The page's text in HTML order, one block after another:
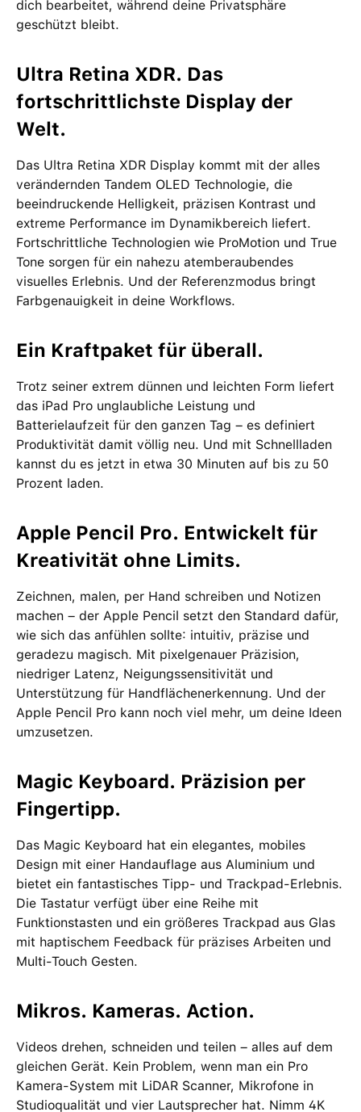
dich bearbeitet, während deine Privatsphäre
geschützt bleibt.
Ultra Retina XDR. Das
fortschrittlichste Display der
Welt.
Das Ultra Retina XDR Display kommt mit der alles
verändernden Tandem OLED Technologie, die
beeindruckende Helligkeit, präzisen Kontrast und
extreme Performance im Dynamikbereich liefert.
Fortschrittliche Technologien wie ProMotion und True
Tone sorgen für ein nahezu atemberaubendes
visuelles Erlebnis. Und der Referenzmodus bringt
Farbgenauigkeit in deine Workflows.
Ein Kraftpaket für überall.
Trotz seiner extrem dünnen und leichten Form liefert
das iPad Pro unglaubliche Leistung und
Batterielaufzeit für den ganzen Tag – es definiert
Produktivität damit völlig neu. Und mit Schnellladen
kannst du es jetzt in etwa 30 Minuten auf bis zu 50
Prozent laden.
Apple Pencil Pro. Entwickelt für
Kreativität ohne Limits.
Zeichnen, malen, per Hand schreiben und Notizen
machen – der Apple Pencil setzt den Standard dafür,
wie sich das anfühlen sollte: intuitiv, präzise und
geradezu magisch. Mit pixelgenauer Präzision,
niedriger Latenz, Neigungssensitivität und
Unterstützung für Handflächenerkennung. Und der
Apple Pencil Pro kann noch viel mehr, um deine Ideen
umzusetzen.
Magic Keyboard. Präzision per
Fingertipp.
Das Magic Keyboard hat ein elegantes, mobiles
Design mit einer Handauflage aus Aluminium und
bietet ein fantastisches Tipp- und Trackpad-Erlebnis.
Die Tastatur verfügt über eine Reihe mit
Funktionstasten und ein größeres Trackpad aus Glas
mit haptischem Feedback für präzises Arbeiten und
Multi-Touch Gesten.
Mikros. Kameras. Action.
Videos drehen, schneiden und teilen – alles auf dem
gleichen Gerät. Kein Problem, wenn man ein Pro
Kamera-System mit LiDAR Scanner, Mikrofone in
Studioqualität und vier Lautsprecher hat. Nimm 4K